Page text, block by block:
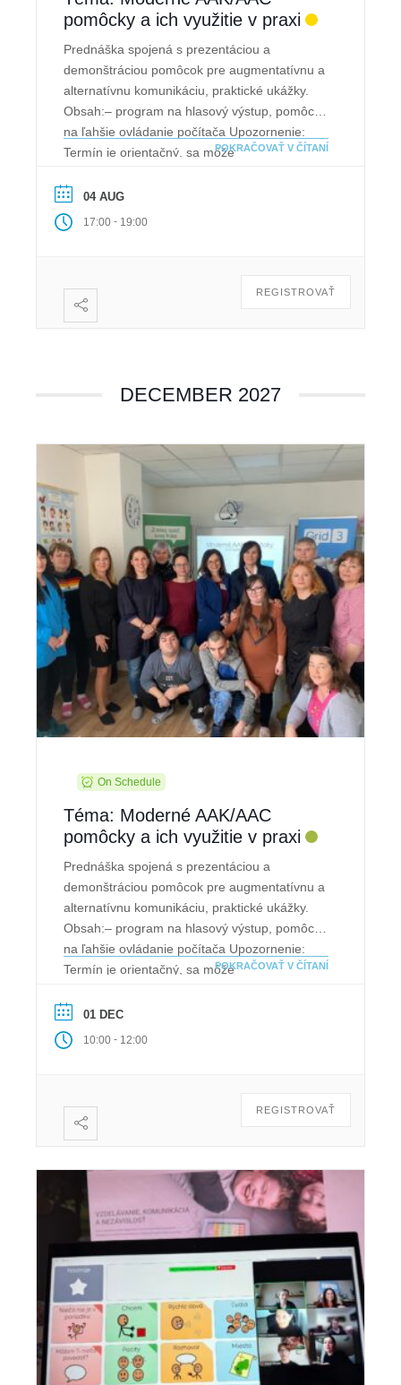
pomôcky a ich využitie v praxi
Prednáška spojená s prezentáciou a
demonštráciou pomôcok pre augmentatívnu a
alternatívnu komunikáciu, praktické ukážky.
Obsah:– program na hlasový výstup, pomôcky
na ľahšie ovládanie počítača Upozornenie:
Termín je orientačný, sa môže
“Poznámke” zdôvodniť, prečo máte záujem o
prednášku. Následne Vás budeme
kontaktovať.
POKRAČOVAŤ V ČÍTANÍ
04 AUG
17:00 - 19:00
REGISTROVAŤ
DECEMBER 2027
On Schedule
Téma: Moderné AAK/AAC
pomôcky a ich využitie v praxi
Prednáška spojená s prezentáciou a
demonštráciou pomôcok pre augmentatívnu a
alternatívnu komunikáciu, praktické ukážky.
Obsah:– program na hlasový výstup, pomôcky
na ľahšie ovládanie počítača Upozornenie:
Termín je orientačný, sa môže
“Poznámke” zdôvodniť, prečo máte záujem o
prednášku. Následne Vás budeme
kontaktovať.
POKRAČOVAŤ V ČÍTANÍ
01 DEC
10:00 - 12:00
REGISTROVAŤ